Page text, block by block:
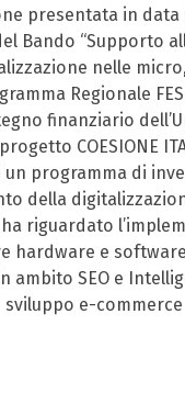
presentata in data
Bando “Supporto
nelle
Regionale
finanziario
COESIONE
un programma di
della
ha riguardato
hardware e
ambito SEO e
sviluppo e-commerce